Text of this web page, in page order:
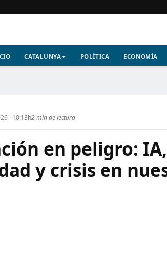
CATALUNYA POLÍTICA ECONOMÍA
· 10:13h2 min de lectura
en peligro: IA,
y crisis en